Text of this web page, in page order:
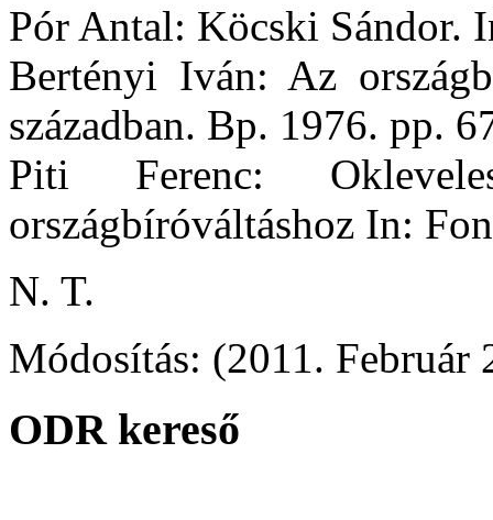
Pór Antal: Köcski Sándor.
Bertényi Iván: Az
században. Bp. 1976. pp.
Piti Ferenc:
országbíróváltáshoz In:
N. T.
Módosítás: (2011. Február
ODR kereső